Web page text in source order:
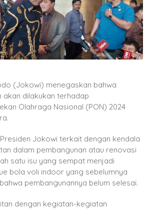
(Jokowi) menegaskan bahwa
akan dilakukan terhadap
Olahraga Nasional (PON) 2024
Jokowi terkait dengan kendala
dalam pembangunan atau renovasi
satu isu yang sempat menjadi
bola voli indoor yang sebelumnya
pembangunannya belum selesai.
dengan kegiatan-kegiatan